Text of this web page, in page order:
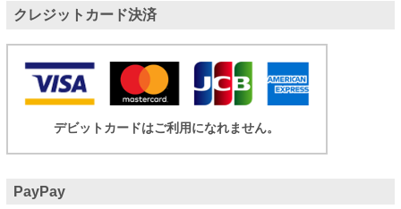
クレジットカード決済
デビットカードはご利用になれません。
PayPay